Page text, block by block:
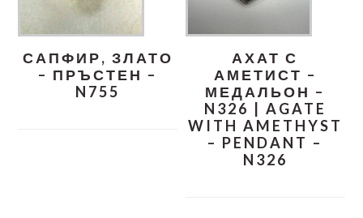
САПФИР, ЗЛАТО
– ПРЪСТЕН –
N755
АХАТ С
АМЕТИСТ –
МЕДАЛЬОН –
N326 | AGATE
WITH AMETHYST
– PENDANT –
N326